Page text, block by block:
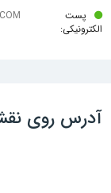
پست
الکترونیکی:
آدرس روی